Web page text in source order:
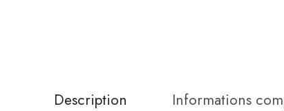
Description Informations